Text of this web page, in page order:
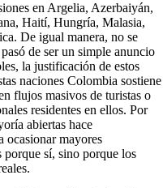
en Argelia, Azerbaiyán,
Haití, Hungría, Malasia,
De igual manera, no se
de ser un simple anuncio
la justificación de estos
naciones Colombia sostiene
flujos masivos de turistas o
residentes en ellos. Por
abiertas hace
mayores
porque sí, sino porque los